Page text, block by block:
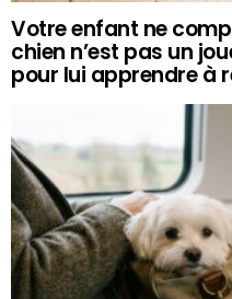
Votre enfant ne
chien n’est pas un
pour lui apprendre à